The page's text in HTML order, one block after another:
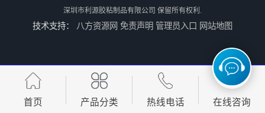
银川亮面液态发泡硅胶垫片定制
深圳市利源胶粘制品有限公司 保留所有权利.
技术支持： 八方资源网 免责声明 管理员入口 网站地图
首页 产品分类 热线电话 在线咨询